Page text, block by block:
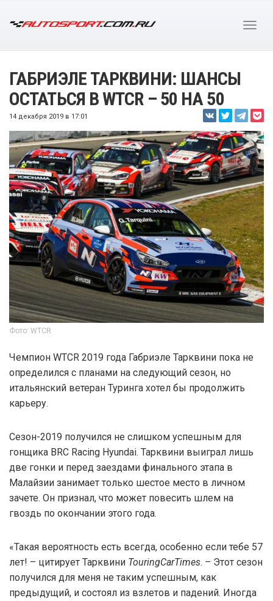
ГАБРИЭЛЕ ТАРКВИНИ: ШАНСЫ
ОСТАТЬСЯ В WTCR – 50 НА 50
14 декабря 2019 в 17:01
Фото: WTCR
Чемпион WTCR 2019 года Габриэле Тарквини пока не
определился с планами на следующий сезон, но
итальянский ветеран Туринга хотел бы продолжить
карьеру.
Сезон-2019 получился не слишком успешным для
гонщика BRC Racing Hyundai. Тарквини выиграл лишь
две гонки и перед заездами финального этапа в
Малайзии занимает только шестое место в личном
зачете. Он признал, что может повесить шлем на
гвоздь по окончании этого года.
«Такая вероятность есть всегда, особенно если тебе 57
лет! – цитирует Тарквини TouringCarTimes. – Этот сезон
получился для меня не таким успешным, как
предыдущий, и состоял из взлетов и падений. Иногда